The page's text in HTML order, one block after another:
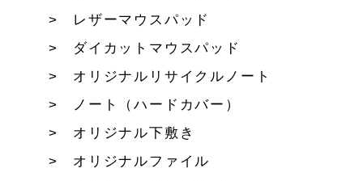
レザーマウスパッド
ダイカットマウスパッド
オリジナルリサイクルノート
ノート（ハードカバー）
オリジナル下敷き
オリジナルファイル